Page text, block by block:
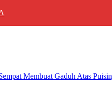
Membuat Gaduh Atas